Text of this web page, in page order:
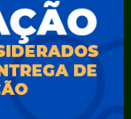
– SEMEL
SEGOV
– SEMA
e Gestão – SEPLAG
– SEMRI